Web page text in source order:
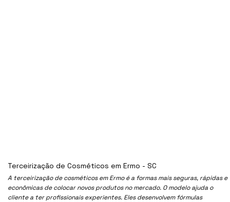
A terceirização de cosméticos em Ermo é a formas mais seguras, rápidas e
econômicas de colocar novos produtos no mercado. O modelo ajuda o
cliente a ter profissionais experientes. Eles desenvolvem fórmulas
Terceirização de Cosméticos em Ermo - SC